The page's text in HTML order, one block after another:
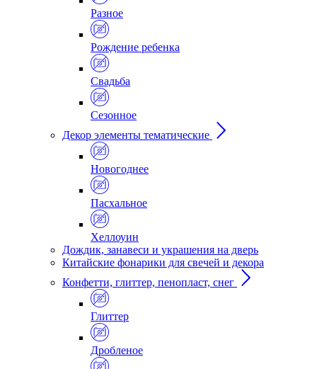
Разное
Рождение ребенка
Свадьба
Сезонное
Декор элементы тематические
Новогоднее
Пасхальное
Хеллоуин
Дождик, занавеси и украшения на дверь
Китайские фонарики для свечей и декора
Конфетти, глиттер, пенопласт, снег
Глиттер
Дробленое